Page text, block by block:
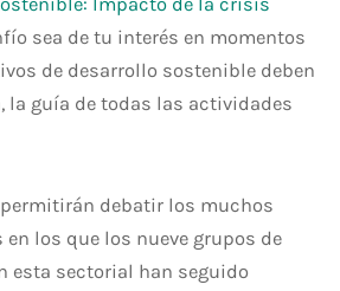
Impacto de la crisis
sea de tu interés en momentos
de desarrollo sostenible deben
la guía de todas las actividades
debatir los muchos
los que los nueve grupos de
esta sectorial han seguido